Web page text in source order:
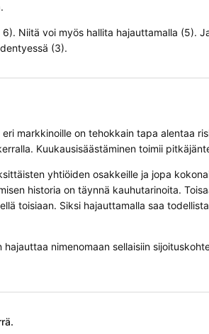
Niitä voi myös hallita hajauttamalla (5).
(3).
markkinoille on tehokkain tapa alentaa
Kuukausisäästäminen toimii
yhtiöiden osakkeille ja jopa
historia on täynnä kauhutarinoita.
toisiaan. Siksi hajauttamalla saa
nimenomaan sellaisiin